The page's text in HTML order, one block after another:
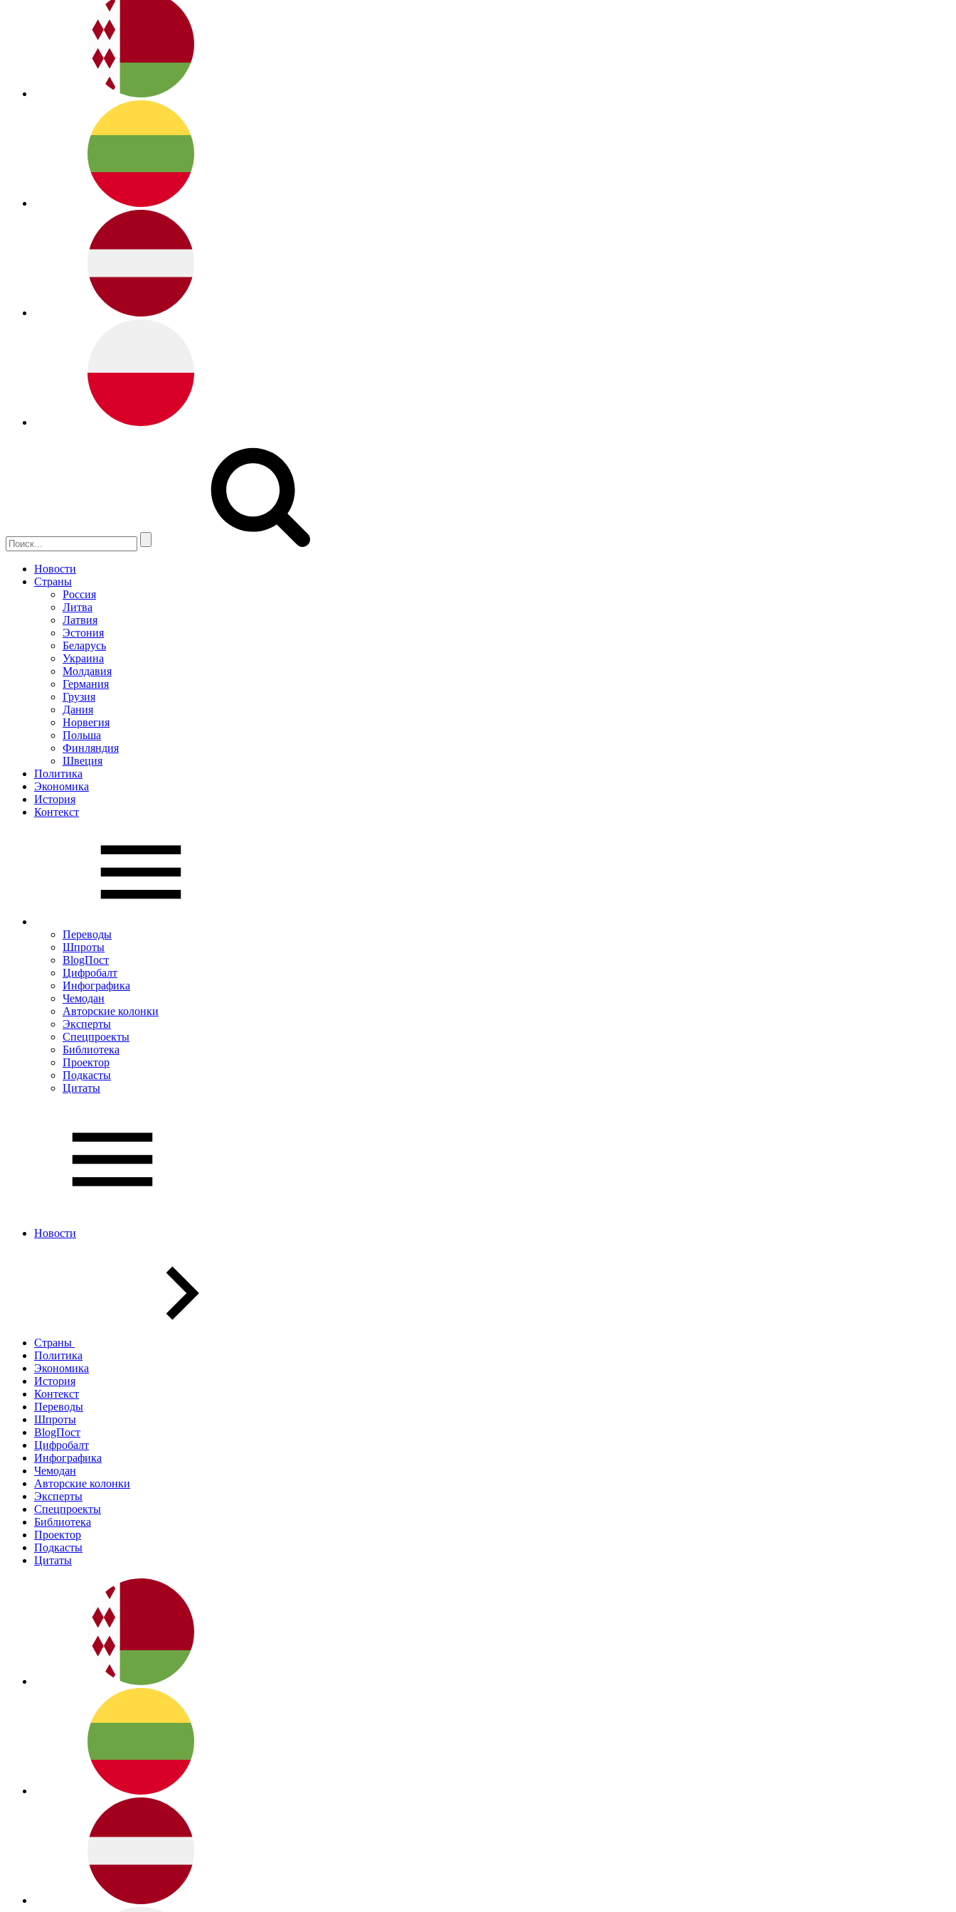
Новости
Страны
Россия
Литва
Латвия
Эстония
Беларусь
Украина
Молдавия
Германия
Грузия
Дания
Норвегия
Польша
Финляндия
Швеция
Политика
Экономика
История
Контекст
Переводы
Шпроты
BlogПост
Цифробалт
Инфографика
Чемодан
Авторские колонки
Эксперты
Спецпроекты
Библиотека
Проектор
Подкасты
Цитаты
Новости
Страны
Политика
Экономика
История
Контекст
Переводы
Шпроты
BlogПост
Цифробалт
Инфографика
Чемодан
Авторские колонки
Эксперты
Спецпроекты
Библиотека
Проектор
Подкасты
Цитаты